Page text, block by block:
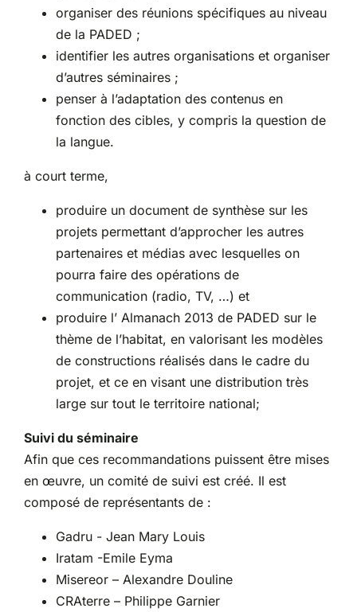
organiser des réunions spécifiques au niveau
de la PADED ;
identifier les autres organisations et organiser
d’autres séminaires ;
penser à l’adaptation des contenus en
fonction des cibles, y compris la question de
la langue.
à court terme,
produire un document de synthèse sur les
projets permettant d’approcher les autres
partenaires et médias avec lesquelles on
pourra faire des opérations de
communication (radio, TV, …) et
produire l’ Almanach 2013 de PADED sur le
thème de l’habitat, en valorisant les modèles
de constructions réalisés dans le cadre du
projet, et ce en visant une distribution très
large sur tout le territoire national;
Suivi du séminaire
Afin que ces recommandations puissent être mises
en œuvre, un comité de suivi est créé. Il est
composé de représentants de :
Gadru - Jean Mary Louis
Iratam -Emile Eyma
Misereor – Alexandre Douline
CRAterre – Philippe Garnier